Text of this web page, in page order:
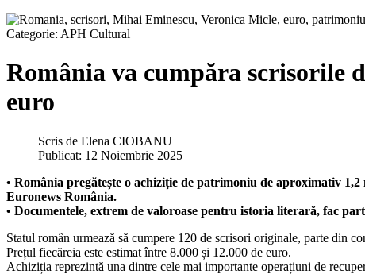
Categorie: APH Cultural
România va cumpăra scrisorile
euro
Scris de Elena CIOBANU
Publicat: 12 Noiembrie 2025
• România pregătește o achiziție de patrimoniu de aproximativ
Euronews România.
• Documentele, extrem de valoroase pentru istoria literară, fac
Statul român urmează să cumpere 120 de scrisori originale, parte din
Prețul fiecăreia este estimat între 8.000 și 12.000 de euro.
Achiziția reprezintă una dintre cele mai importante operațiuni de